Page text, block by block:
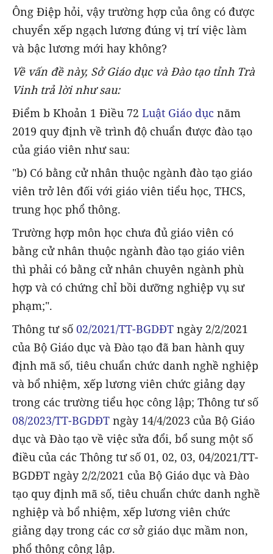
Ông Điệp hỏi, vậy trường hợp của ông có được
chuyển xếp ngạch lương đúng vị trí việc làm
và bậc lương mới hay không?
Về vấn đề này, Sở Giáo dục và Đào tạo tỉnh Trà
Vinh trả lời như sau:
Điểm b Khoản 1 Điều 72 Luật Giáo dục năm
2019 quy định về trình độ chuẩn được đào tạo
của giáo viên như sau:
"b) Có bằng cử nhân thuộc ngành đào tạo giáo
viên trở lên đối với giáo viên tiểu học, THCS,
trung học phổ thông.
Trường hợp môn học chưa đủ giáo viên có
bằng cử nhân thuộc ngành đào tạo giáo viên
thì phải có bằng cử nhân chuyên ngành phù
hợp và có chứng chỉ bồi dưỡng nghiệp vụ sư
phạm;".
Thông tư số 02/2021/TT-BGDĐT ngày 2/2/2021
của Bộ Giáo dục và Đào tạo đã ban hành quy
định mã số, tiêu chuẩn chức danh nghề nghiệp
và bổ nhiệm, xếp lương viên chức giảng dạy
trong các trường tiểu học công lập; Thông tư số
08/2023/TT-BGDĐT ngày 14/4/2023 của Bộ Giáo
dục và Đào tạo về việc sửa đổi, bổ sung một số
điều của các Thông tư số 01, 02, 03, 04/2021/TT-
BGDĐT ngày 2/2/2021 của Bộ Giáo dục và Đào
tạo quy định mã số, tiêu chuẩn chức danh nghề
nghiệp và bổ nhiệm, xếp lương viên chức
giảng dạy trong các cơ sở giáo dục mầm non,
phổ thông công lập.